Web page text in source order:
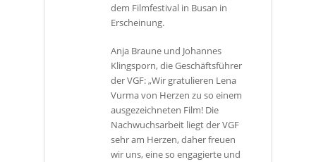
dem Filmfestival in Busan in
Erscheinung.
Anja Braune und Johannes
Klingsporn, die Geschäftsführer
der VGF: „Wir gratulieren Lena
Vurma von Herzen zu so einem
ausgezeichneten Film! Die
Nachwuchsarbeit liegt der VGF
sehr am Herzen, daher freuen
wir uns, eine so engagierte und